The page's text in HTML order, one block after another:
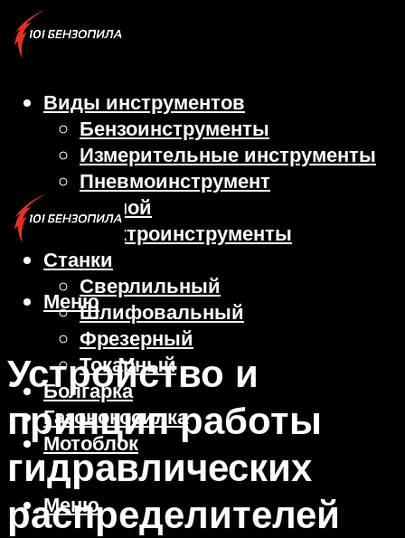
Виды инструментов
Бензоинструменты
Измерительные инструменты
Пневмоинструмент
Ручной
Электроинструменты
Станки
Сверлильный
Шлифовальный
Фрезерный
Токарный
Болгарка
Газонокосилка
Мотоблок
Меню
Меню
Устройство и
принцип работы
гидравлических
распределителей